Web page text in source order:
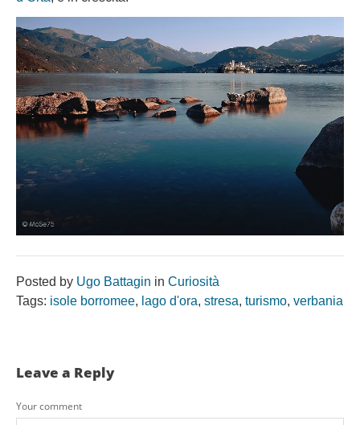
Posted by Ugo Battagin in Curiosità
Tags: isole borromee, lago d'ora, stresa, turismo, verbania
Leave a Reply
Your comment